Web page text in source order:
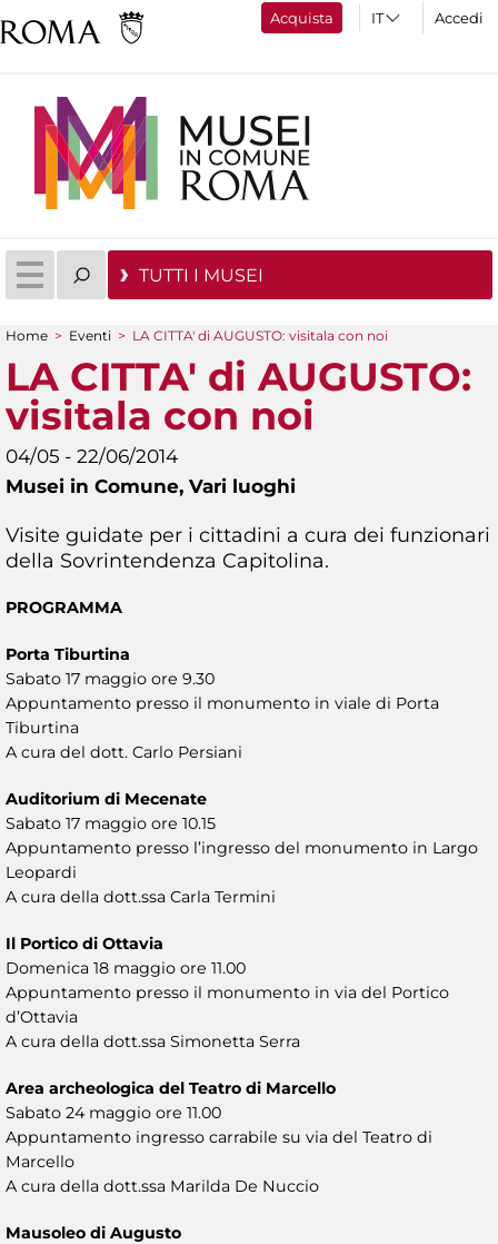
Acquista Accedi
TUTTI I MUSEI
Tu sei qui
Home > Eventi > LA CITTA' di AUGUSTO: visitala con noi
LA CITTA' di AUGUSTO:
visitala con noi
04/05 - 22/06/2014
Musei in Comune, Vari luoghi
Visite guidate per i cittadini a cura dei funzionari
della Sovrintendenza Capitolina.
PROGRAMMA
Porta Tiburtina
Sabato 17 maggio ore 9.30
Appuntamento presso il monumento in viale di Porta
Tiburtina
A cura del dott. Carlo Persiani
Auditorium di Mecenate
Sabato 17 maggio ore 10.15
Appuntamento presso l’ingresso del monumento in Largo
Leopardi
A cura della dott.ssa Carla Termini
Il Portico di Ottavia
Domenica 18 maggio ore 11.00
Appuntamento presso il monumento in via del Portico
d’Ottavia
A cura della dott.ssa Simonetta Serra
Area archeologica del Teatro di Marcello
Sabato 24 maggio ore 11.00
Appuntamento ingresso carrabile su via del Teatro di
Marcello
A cura della dott.ssa Marilda De Nuccio
Mausoleo di Augusto